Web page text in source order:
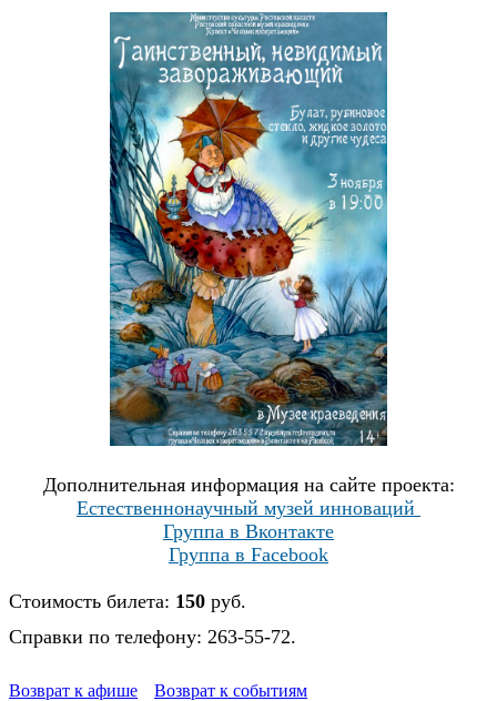
Дополнительная информация на сайте проекта:
Естественнонаучный музей инноваций
Группа в Вконтакте
Группа в Facebook
Стоимость билета: 150 руб.
Справки по телефону: 263-55-72.
Возврат к афише Возврат к событиям